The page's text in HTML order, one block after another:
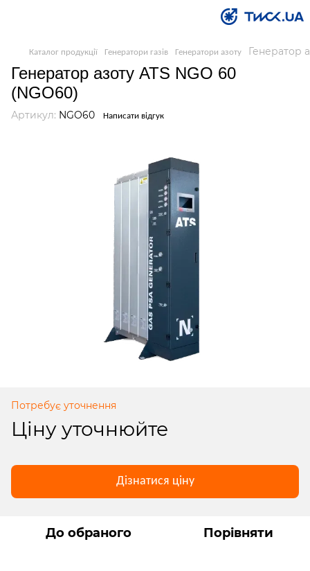
Каталог продукції Генератори газів Генератори азоту Генератор
Генератор азоту ATS NGO 60
(NGO60)
Артикул: NGO60 Написати відгук
Потребує уточнення
Ціну уточнюйте
Дізнатися ціну
До обраного Порівняти